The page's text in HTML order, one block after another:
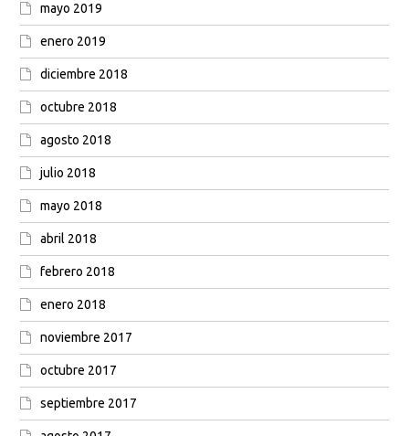
mayo 2019
enero 2019
diciembre 2018
octubre 2018
agosto 2018
julio 2018
mayo 2018
abril 2018
febrero 2018
enero 2018
noviembre 2017
octubre 2017
septiembre 2017